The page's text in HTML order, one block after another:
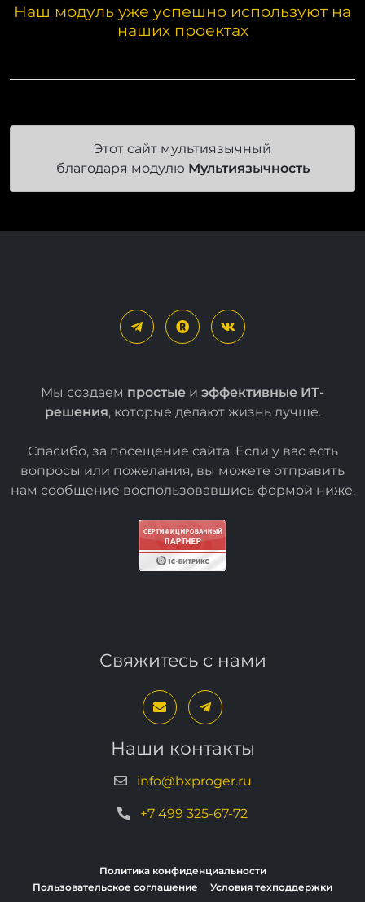
Наш модуль уже успешно используют на
наших проектах
Этот сайт мультиязычный
благодаря модулю Мультиязычность
Мы создаем простые и эффективные ИТ-
решения, которые делают жизнь лучше.
Спасибо, за посещение сайта. Если у вас есть
вопросы или пожелания, вы можете отправить
нам сообщение воспользовавшись формой ниже.
Свяжитесь с нами
Наши контакты
info@bxproger.ru
+7 499 325-67-72
Политика конфиденциальности
Пользовательское соглашение
Условия техподдержки